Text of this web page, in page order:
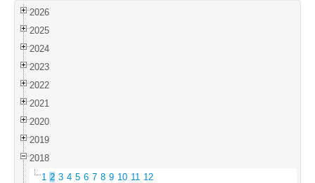
2026
2025
2024
2023
2022
2021
2020
2019
2018
1 2 3 4 5 6 7 8 9 10 11 12